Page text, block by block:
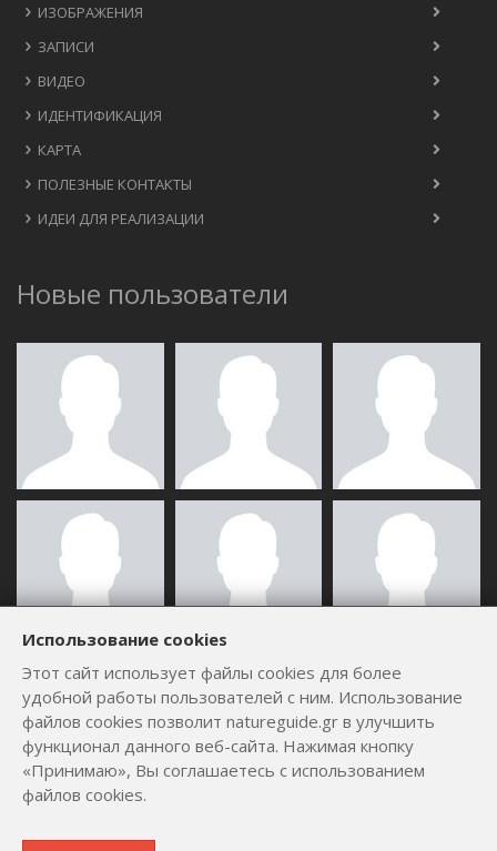
ИЗОБРАЖЕНИЯ
ЗАПИСИ
ВИДЕО
ИДЕНТИФИКАЦИЯ
КАРТА
ПОЛЕЗНЫЕ КОНТАКТЫ
ИДЕИ ДЛЯ РЕАЛИЗАЦИИ
Новые пользователи
ВСЕ ПОЛЬЗОВАТЕЛИ
Copyright © 2012 - 2026
Использование cookies
Этот сайт использует файлы cookies для более
удобной работы пользователей с ним. Использование
файлов cookies позволит natureguide.gr в улучшить
функционал данного веб-сайта. Нажимая кнопку
«Принимаю», Вы соглашаетесь с использованием
файлов cookies.